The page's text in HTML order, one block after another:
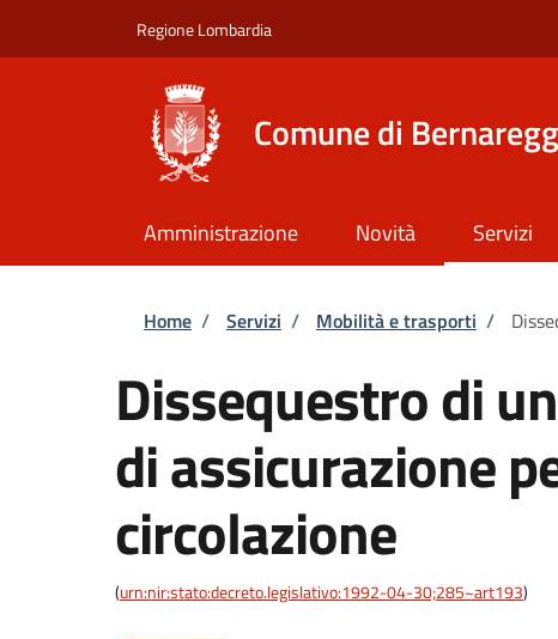
Regione Lombardia
Comune di
Amministrazione Novità Servizi
Briciole di pane
Home / Servizi / Mobilità e trasporti /
Dissequestro di
di assicurazione
circolazione
(urn:nir:stato:decreto.legislativo:1992-04-30;285~art193)